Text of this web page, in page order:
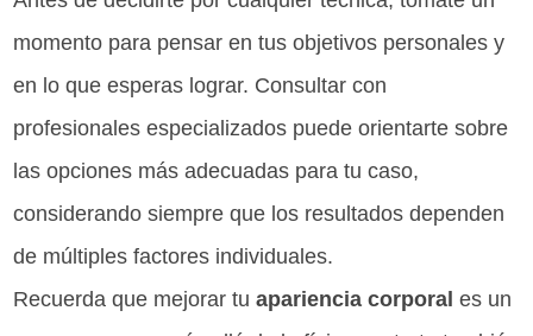
momento para pensar en tus objetivos personales y
en lo que esperas lograr. Consultar con
profesionales especializados puede orientarte sobre
las opciones más adecuadas para tu caso,
considerando siempre que los resultados dependen
de múltiples factores individuales.
Recuerda que mejorar tuapariencia corporal es un